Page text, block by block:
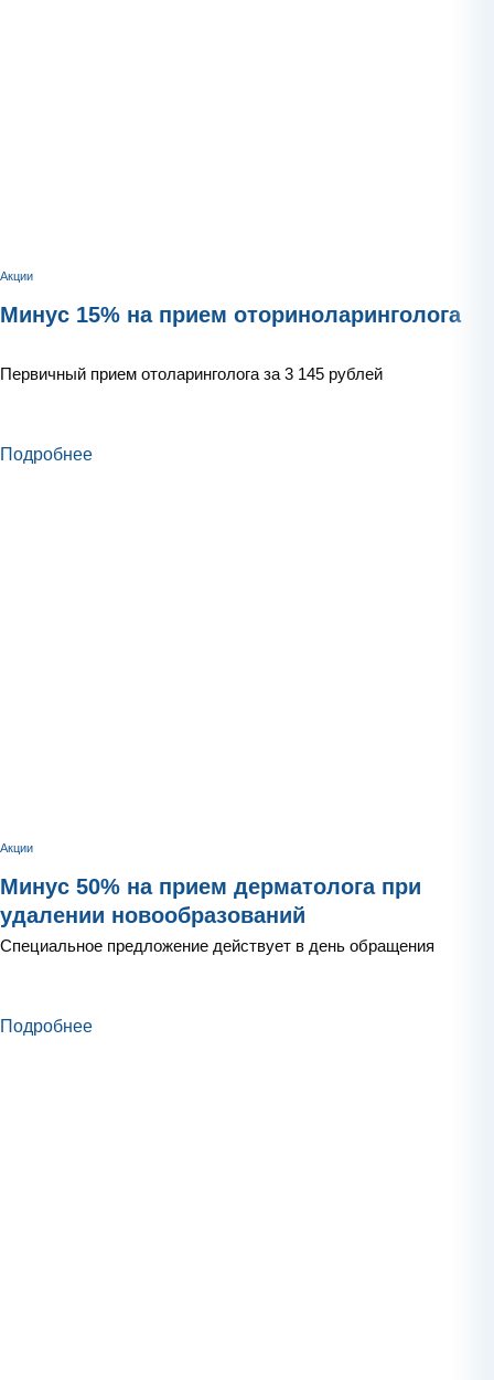
Акции
Минус 15% на прием оториноларинголога
Первичный прием отоларинголога за 3 145 рублей
Подробнее
Акции
Минус 50% на прием дерматолога при
удалении новообразований
Специальное предложение действует в день обращения
Подробнее